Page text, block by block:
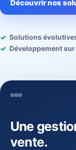
Découvrir nos
Solutions
Développement
Une
vente.